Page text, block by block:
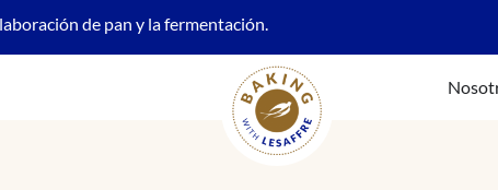
de pan y la fermentación.